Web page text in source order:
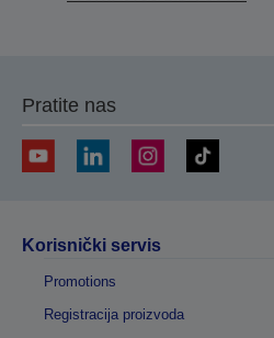
Pratite nas
Korisnički servis
Promotions
Registracija proizvoda